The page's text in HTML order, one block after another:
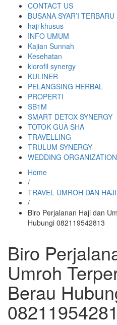
CONTACT US
BUSANA SYAR’I TERBARU
haji khusus
INFO UMUM
Kajian Sunnah
Kesehatan
klorofil synergy
KULINER
PELANGSING HERBAL
PROPERTI
SB1M
SMART DETOX SYNERGY
TOTOK GUA SHA
TRAVELLING
TRULUM SYNERGY
WEDDING ORGANIZATION
Home
/
TRAVEL UMROH DAN
/
Biro Perjalanan Haji dan
Hubungi 082119542813
Biro
Umroh
Berau